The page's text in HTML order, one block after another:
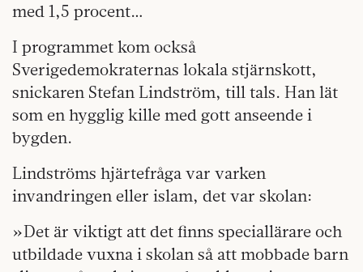
med 1,5 procent…
I programmet kom också
Sverigedemokraternas lokala stjärnskott,
snickaren Stefan Lindström, till tals. Han lät
som en hygglig kille med gott anseende i
bygden.
Lindströms hjärtefråga var varken
invandringen eller islam, det var skolan:
»Det är viktigt att det finns speciallärare och
utbildade vuxna i skolan så att mobbade barn